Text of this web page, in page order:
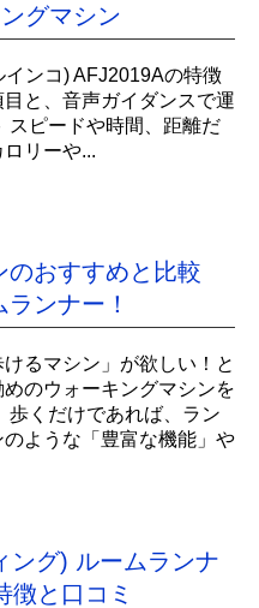
グマシン
ンコ) AFJ2019Aの特徴
と、音声ガイダンスで運
スピードや時間、距離だ
リーや...
のおすすめと比較
ランナー！
るマシン」が欲しい！と
のウォーキングマシンを
歩くだけであれば、ラン
ような「豊富な機能」や
ング) ルームランナ
徴と口コミ